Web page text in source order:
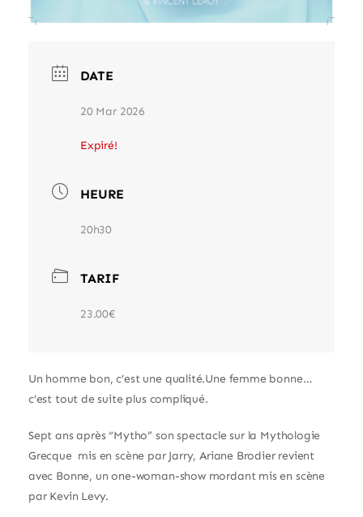
DATE
20 Mar 2026
Expiré!
HEURE
20h30
TARIF
23.00€
Un homme bon, c’est une qualité.Une femme bonne…
c’est tout de suite plus compliqué.
Sept ans après “Mytho” son spectacle sur la Mythologie
Grecque mis en scène par Jarry, Ariane Brodier revient
avec Bonne, un one-woman-show mordant mis en scène
par Kevin Levy.